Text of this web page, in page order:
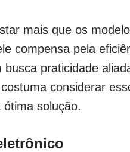
mais que os
compensa pela
busca praticidade
considerar
solução.